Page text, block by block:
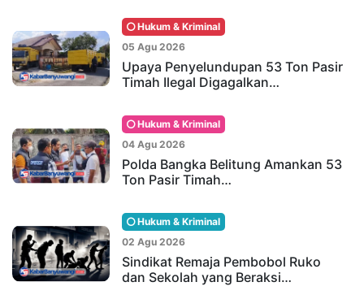
Hukum & Kriminal
05 Agu 2026
Upaya Penyelundupan 53 Ton Pasir
Timah Ilegal Digagalkan…
Hukum & Kriminal
04 Agu 2026
Polda Bangka Belitung Amankan 53
Ton Pasir Timah…
Hukum & Kriminal
02 Agu 2026
Sindikat Remaja Pembobol Ruko
dan Sekolah yang Beraksi…